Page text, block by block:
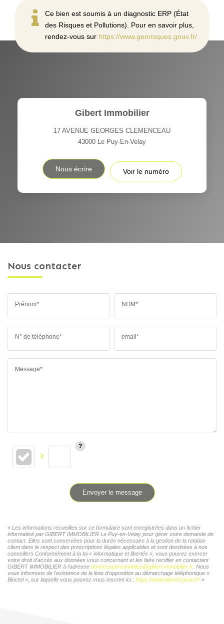
Ce bien est soumis à un diagnostic ERP (État
des Risques et Pollutions). Pour en savoir plus,
rendez-vous sur https://www.georisques.gouv.fr/
Gibert Immobilier
17 AVENUE GEORGES CLEMENCEAU
43000 Le Puy-En-Velay
Nous écrire Voir le numéro
Nous contacter
Prénom* NOM*
N° de téléphone* email*
Message*
Envoyer le message
« Les informations recueillies sur ce formulaire sont enregistrées dans un fichier
informatisé par GIBERT IMMOBILIER Le Puy-en-Velay pour gérer votre demande de
contact. Elles sont conservées pour la durée nécessaire à la gestion de la relation
client dans le respect des prescriptions légales applicables et sont destinées à nos
conseillers Conformément à la loi « informatique et libertés », vous pouvez exercer
votre droit d'accès aux données vous concernant et les faire rectifier en contactant
GIBERT IMMOBILIER à l'adresse donneespersonnelles@gibert-immobilier.fr . Nous
vous informons de l'existence de la liste d'opposition au démarchage téléphonique «
Bloctel », sur laquelle vous pouvez vous inscrire ici : https://www.bloctel.gouv.fr/»